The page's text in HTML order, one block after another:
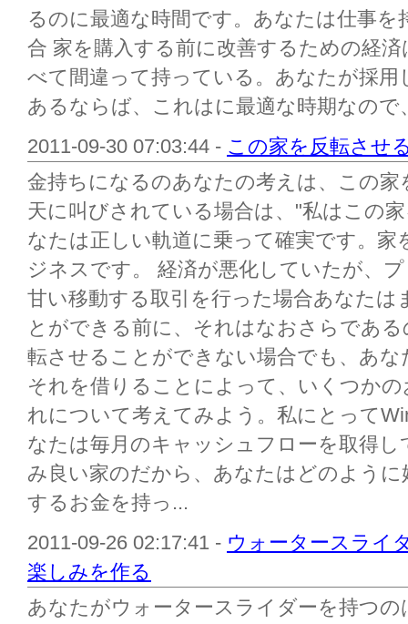
るのに最適な時間です。あなたは仕事
合 家を購入する前に改善するための経
べて間違って持っている。あなたが採
あるならば、これはに最適な時期なので
2011-09-30 07:03:44 - この家を反転させ
金持ちになるのあなたの考えは、この
天に叫びされている場合は、"私はこの
なたは正しい軌道に乗って確実です。家
ジネスです。 経済が悪化していたが、
甘い移動する取引を行った場合あなた
とができる前に、それはなおさらであ
転させることができない場合でも、あ
それを借りることによって、いくつか
れについて考えてみよう。私にとって
なたは毎月のキャッシュフローを取得
み良い家のだから、あなたはどのよう
するお金を持っ...
2011-09-26 02:17:41 - ウォータースライ
楽しみを作る
あなたがウォータースライダーを持つ